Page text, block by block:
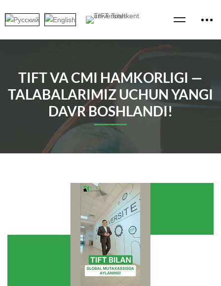
TIFT VA CMI HAMKORLIGI —
TALABALARIMIZ UCHUN YANGI
DAVR BOSHLANDI!